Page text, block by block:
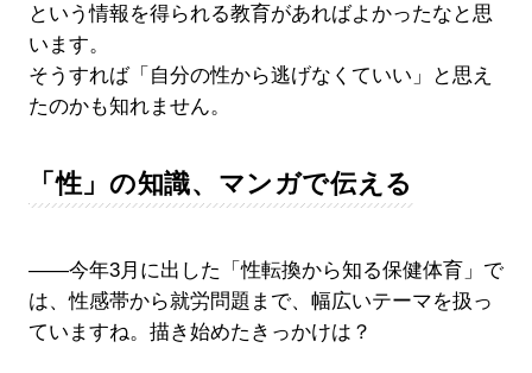
という情報を得られる教育があればよかったなと思
います。
そうすれば「自分の性から逃げなくていい」と思え
たのかも知れません。
「性」の知識、マンガで伝える
――今年3月に出した「性転換から知る保健体育」で
は、性感帯から就労問題まで、幅広いテーマを扱っ
ていますね。描き始めたきっかけは？